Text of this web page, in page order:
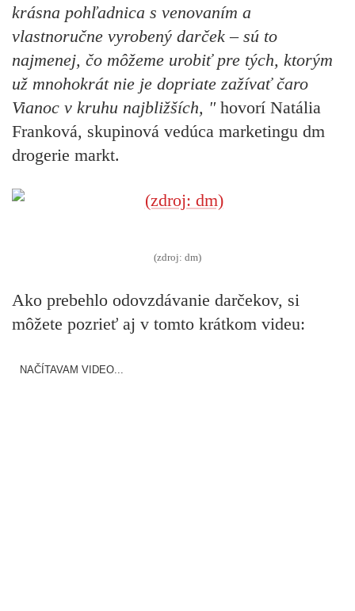
krásna pohľadnica s venovaním a
vlastnoručne vyrobený darček – sú to
najmenej, čo môžeme urobiť pre tých, ktorým
už mnohokrát nie je dopriate zažívať čaro
Vianoc v kruhu najbližších, "hovorí Natália
Franková, skupinová vedúca marketingu dm
drogerie markt.
(zdroj: dm)
Ako prebehlo odovzdávanie darčekov, si
môžete pozrieť aj v tomto krátkom videu:
NAČÍTAVAM VIDEO...